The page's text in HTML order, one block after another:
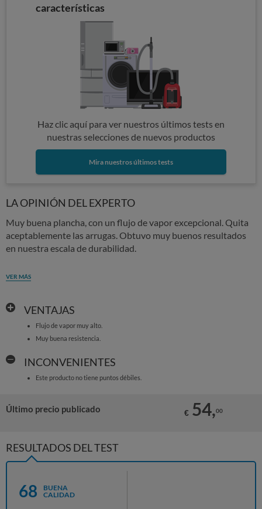
características
Haz clic aquí para ver nuestros últimos tests en
nuestras selecciones de nuevos productos
Mira nuestros últimos tests
LA OPINIÓN DEL EXPERTO
Muy buena plancha, con un flujo de vapor excepcional. Quita
aceptablemente las arrugas. Obtuvo muy buenos resultados
en nuestra escala de durabilidad.
VER MÁS
VENTAJAS
Flujo de vapor muy alto.
Muy buena resistencia.
INCONVENIENTES
Este producto no tiene puntos débiles.
Último precio publicado € 54,00
RESULTADOS DEL TEST
68
BUENA
CALIDAD